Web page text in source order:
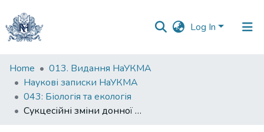
Log In
Communities
&
Collections
All of DSpace
Home
013. Видання НаУКМА
Наукові записки НаУКМА
043: Біологія та екологія
Сукцесійні зміни донної рослинності скельних субстратів акваторії Карадазького природного заповідника НАН України (Крим, Чорне море)